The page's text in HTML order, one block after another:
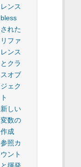
レンス
bless
された
リファ
レンス
とクラ
スオブ
ジェク
ト
新しい
変数の
作成
参照カ
ウント